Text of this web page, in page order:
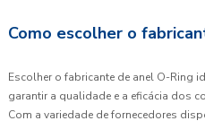
Como escolher o
Escolher o fabricante de anel O-Ring
garantir a qualidade e a eficácia dos
Com a variedade de fornecedores